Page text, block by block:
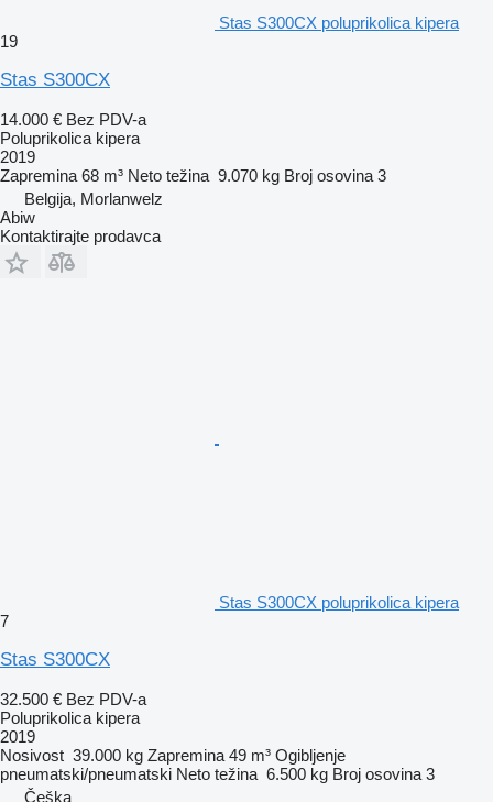
Stas S300CX poluprikolica kipera
19
Stas S300CX
14.000 € Bez PDV-a
Poluprikolica kipera
2019
Zapremina 68 m³ Neto težina 9.070 kg Broj osovina 3
Belgija, Morlanwelz
Abiw
Kontaktirajte prodavca
Stas S300CX poluprikolica kipera
7
Stas S300CX
32.500 € Bez PDV-a
Poluprikolica kipera
2019
Nosivost 39.000 kg Zapremina 49 m³ Ogibljenje
pneumatski/pneumatski Neto težina 6.500 kg Broj osovina 3
Češka